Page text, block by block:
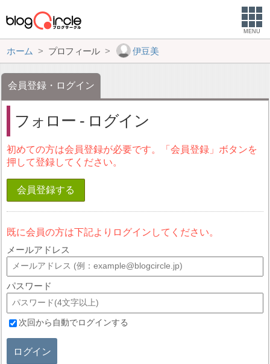
MENU
ホーム プロフィール 伊豆美
会員登録・ログイン
フォロー - ログイン
初めての方は会員登録が必要です。「会員登録」ボタンを
押して登録してください。
会員登録する
既に会員の方は下記よりログインしてください。
メールアドレス
パスワード
次回から自動でログインする
ログイン